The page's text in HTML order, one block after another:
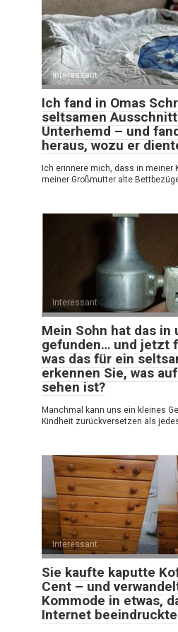
Interessant
Ich fand in Omas
seltsamen
Unterhemd – und
heraus, wozu er
Ich erinnere mich, dass in meiner
meiner Großmutter alte
Interessant
Mein Sohn hat das in
gefunden… und jetzt
was das für ein
erkennen Sie, was
sehen ist?
Manchmal kann uns ein kleines
Kindheit zurückversetzen als
Interessant
Sie kaufte kaputte
Cent – und
Kommode in etwas,
Internet beeindruckte